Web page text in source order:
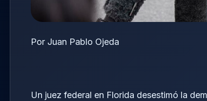
Por Juan Pablo Ojeda
Un juez federal en Florida desestimó la